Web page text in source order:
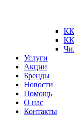
Услуги
Акции
Бренды
Новости
Помощь
О нас
Контакты